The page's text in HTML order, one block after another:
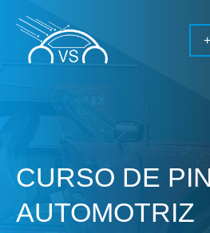
contenido
CURSO DE
AUTOMOTRIZ